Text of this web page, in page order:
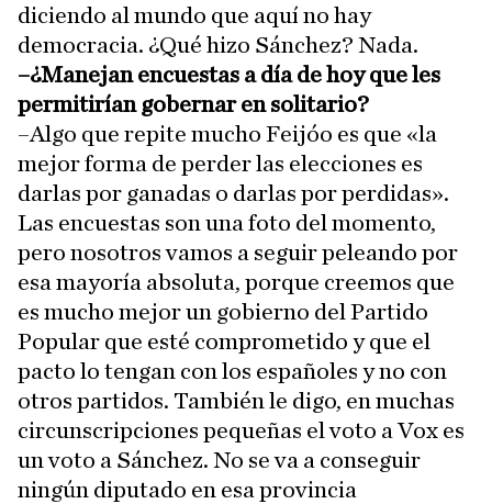
diciendo al mundo que aquí no hay
democracia. ¿Qué hizo Sánchez? Nada.
–¿Manejan encuestas a día de hoy que les
permitirían gobernar en solitario?
–Algo que repite mucho Feijóo es que «la
mejor forma de perder las elecciones es
darlas por ganadas o darlas por perdidas».
Las encuestas son una foto del momento,
pero nosotros vamos a seguir peleando por
esa mayoría absoluta, porque creemos que
es mucho mejor un gobierno del Partido
Popular que esté comprometido y que el
pacto lo tengan con los españoles y no con
otros partidos. También le digo, en muchas
circunscripciones pequeñas el voto a Vox es
un voto a Sánchez. No se va a conseguir
ningún diputado en esa provincia